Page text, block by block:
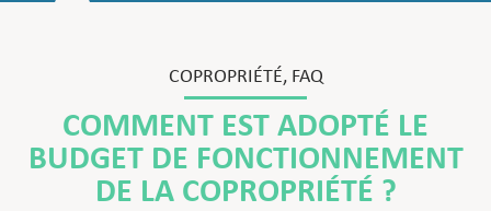
COPROPRIÉTÉ, FAQ
COMMENT EST ADOPTÉ LE
BUDGET DE FONCTIONNEMENT
DE LA COPROPRIÉTÉ ?